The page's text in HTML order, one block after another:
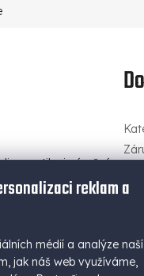
reklam a
médií a analýze naší
jak náš web využíváme,
i náročné
možnosti v
Typ